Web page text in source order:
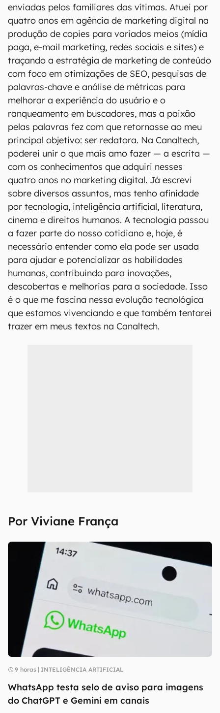
enviadas pelos familiares das vítimas. Atuei por
quatro anos em agência de marketing digital na
produção de copies para variados meios (mídia
paga, e-mail marketing, redes sociais e sites) e
traçando a estratégia de marketing de conteúdo
com foco em otimizações de SEO, pesquisas de
palavras-chave e análise de métricas para
melhorar a experiência do usuário e o
ranqueamento em buscadores, mas a paixão
pelas palavras fez com que retornasse ao meu
principal objetivo: ser redatora. Na Canaltech,
poderei unir o que mais amo fazer — a escrita —
com os conhecimentos que adquiri nesses
quatro anos no marketing digital. Já escrevi
sobre diversos assuntos, mas tenho afinidade
por tecnologia, inteligência artificial, literatura,
cinema e direitos humanos. A tecnologia passou
a fazer parte do nosso cotidiano e, hoje, é
necessário entender como ela pode ser usada
para ajudar e potencializar as habilidades
humanas, contribuindo para inovações,
descobertas e melhorias para a sociedade. Isso
é o que me fascina nessa evolução tecnológica
que estamos vivenciando e que também tentarei
trazer em meus textos na Canaltech.
Por Viviane França
9 horas INTELIGÊNCIA ARTIFICIAL
WhatsApp testa selo de aviso para imagens
do ChatGPT e Gemini em canais